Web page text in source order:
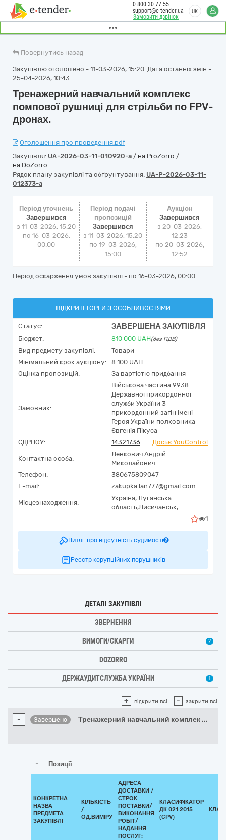
Замовити дзвінок
0 800 30 77 55
support@e-tender.ua
UK
Повернутись назад
Закупівлю оголошено - 11-03-2026, 15:20. Дата останніх змін -
25-04-2026, 10:43
Тренажерний навчальний комплекс
помпової рушниці для стрільби по FPV-
дронах.
Оголошення про проведення.pdf
Закупівля: UA-2026-03-11-010920-a / на ProZorro /
на DoZorro
Рядок плану закупівлі та обґрунтування: UA-P-2026-03-11-
012373-a
Період уточнень
Завершився
з 11-03-2026, 15:20
по 16-03-2026,
00:00
Період подачі
пропозицій
Завершився
з 11-03-2026, 15:20
по 19-03-2026,
15:00
Аукціон
Завершився
з20-03-2026,
12:23
по 20-03-2026,
12:52
Період оскарження умов закупівлі - по 16-03-2026, 00:00
ВІДКРИТІ ТОРГИ З ОСОБЛИВОСТЯМИ
Статус: ЗАВЕРШЕНА ЗАКУПІВЛЯ
Бюджет: 810 000 UAH(без ПДВ)
Вид предмету закупівлі:
Товари
Мінімальний крок аукціону:
8 100 UAH
Оцінка пропозицій:
За вартістю придбання
Замовник:
Військова частина 9938
Державної прикордонної
служби України 3
прикордонний загін імені
Героя України полковника
Євгенія Пікуса
ЄДРПОУ:
14321736 Досьє YouControl
Контактна особа:
Левкович Андрій
Миколайович
Телефон:
380675809047
E-mail:
zakupka.lan777@gmail.com
Місцезнаходження:
Україна, Луганська
область,Лисичанськ,
1
Витяг про відсутність судимості
Реєстр корупційних порушників
ДЕТАЛІ ЗАКУПІВЛІ
ЗВЕРНЕННЯ
ВИМОГИ/СКАРГИ 2
DOZORRO
ДЕРЖАУДИТСЛУЖБА УКРАЇНИ 1
+ відкрити всі - закрити всі
- Завершено Тренажерний навчальний комплек ...
- Позиції
КОНКРЕТНА
НАЗВА
ПРЕДМЕТА
ЗАКУПІВЛІ
КІЛЬКІСТЬ
/
ОД.ВИМІРУ
АДРЕСА
ДОСТАВКИ /
СТРОК
ПОСТАВКИ/
ВИКОНАННЯ
РОБІТ/
НАДАННЯ
ПОСЛУГ:
КЛАСИФІКАТОР
ДК 021:2015
(CPV)